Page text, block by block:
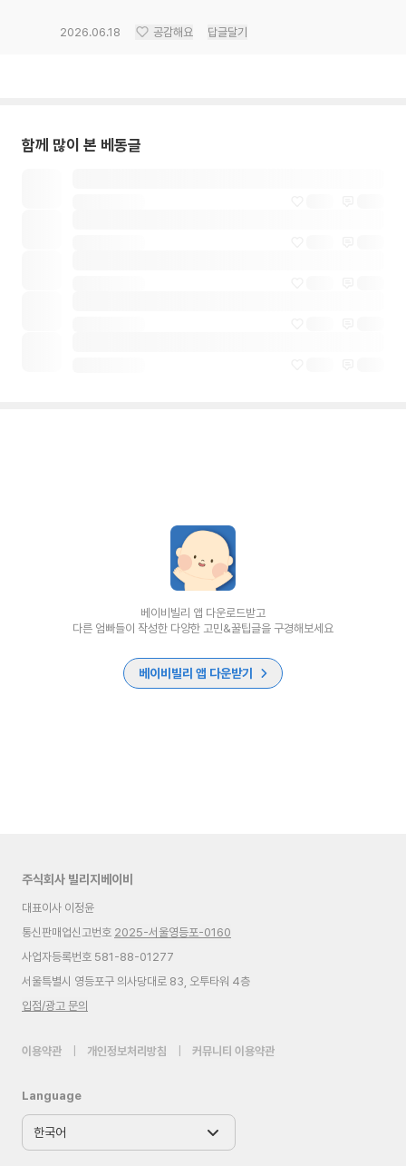
2026.06.18 공감해요 답글달기
함께 많이 본 베동글
베이비빌리 앱 다운로드받고
다른 엄빠들이 작성한 다양한 고민&꿀팁글을 구경해보세요
베이비빌리 앱 다운받기
주식회사 빌리지베이비
대표이사 이정윤
통신판매업신고번호 2025-서울영등포-0160
사업자등록번호 581-88-01277
서울특별시 영등포구 의사당대로 83, 오투타워 4층
입점/광고 문의
이용약관 개인정보처리방침 커뮤니티 이용약관
Language